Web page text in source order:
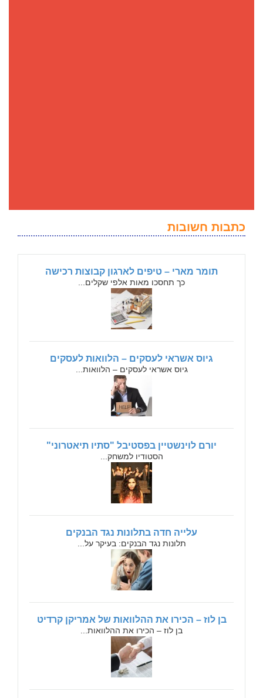
כתבות חשובות
תומר מארי – טיפים לארגון קבוצות רכישה
כך תחסכו מאות אלפי שקלים...
גיוס אשראי לעסקים – הלוואות לעסקים
גיוס אשראי לעסקים – הלוואות...
יורם לוינשטיין בפסטיבל "סתיו תיאטרוני"
הסטודיו למשחק...
עלייה חדה בתלונות נגד הבנקים
תלונות נגד הבנקים: בעיקר על...
בן לוז – הכירו את ההלוואות של אמריקן קרדיט
בן לוז – הכירו את ההלוואות...